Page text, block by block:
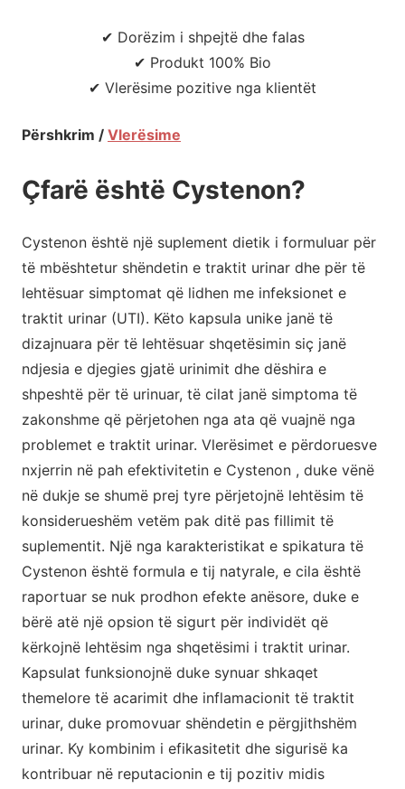
✔ Dorëzim i shpejtë dhe falas
✔ Produkt 100% Bio
✔ Vlerësime pozitive nga klientët
Përshkrim / Vlerësime
Çfarë është Cystenon?
Cystenon është një suplement dietik i formuluar për
të mbështetur shëndetin e traktit urinar dhe për të
lehtësuar simptomat që lidhen me infeksionet e
traktit urinar (UTI). Këto kapsula unike janë të
dizajnuara për të lehtësuar shqetësimin siç janë
ndjesia e djegies gjatë urinimit dhe dëshira e
shpeshtë për të urinuar, të cilat janë simptoma të
zakonshme që përjetohen nga ata që vuajnë nga
problemet e traktit urinar. Vlerësimet e përdoruesve
nxjerrin në pah efektivitetin e Cystenon , duke vënë
në dukje se shumë prej tyre përjetojnë lehtësim të
konsiderueshëm vetëm pak ditë pas fillimit të
suplementit. Një nga karakteristikat e spikatura të
Cystenon është formula e tij natyrale, e cila është
raportuar se nuk prodhon efekte anësore, duke e
bërë atë një opsion të sigurt për individët që
kërkojnë lehtësim nga shqetësimi i traktit urinar.
Kapsulat funksionojnë duke synuar shkaqet
themelore të acarimit dhe inflamacionit të traktit
urinar, duke promovuar shëndetin e përgjithshëm
urinar. Ky kombinim i efikasitetit dhe sigurisë ka
kontribuar në reputacionin e tij pozitiv midis